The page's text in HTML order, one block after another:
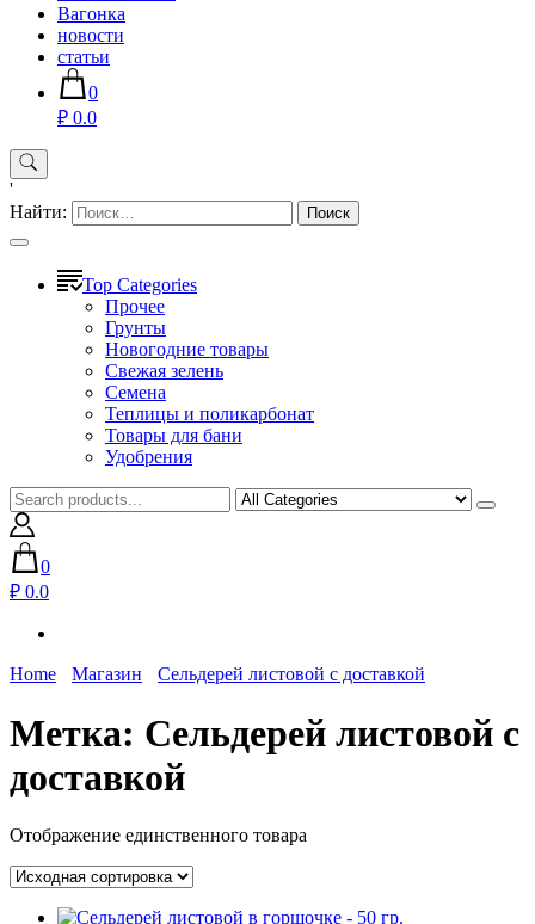
Вагонка
новости
статьи
0
₽ 0.0
'
Найти:
Top Categories
Прочее
Грунты
Новогодние товары
Свежая зелень
Семена
Теплицы и поликарбонат
Товары для бани
Удобрения
0
₽ 0.0
Home Магазин Сельдерей листовой с доставкой
Метка: Сельдерей листовой с
доставкой
Отображение единственного товара